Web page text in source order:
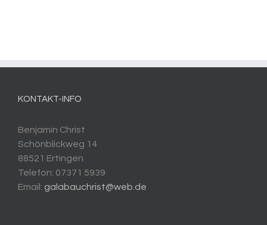
KONTAKT-INFO
Benjamin Christ
Schönblickweg 14
88521 Ertingen
Telefon: 07371 5939
Email: galabauchrist@web.de